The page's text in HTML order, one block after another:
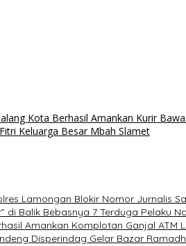
Kota Berhasil Amankan Kurir
Keluarga Besar Mbah Slamet
Lamongan Blokir Nomor Jurnalis
di Balik Bebasnya 7 Terduga Pelaku
Amankan Komplotan Ganjal ATM
Disperindag Gelar Bazar